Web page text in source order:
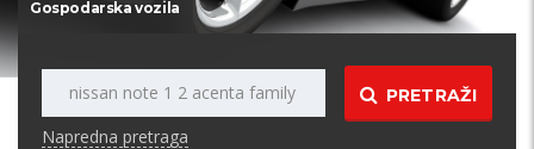
Gospodarska vozila
PRETRAŽI
Napredna pretraga